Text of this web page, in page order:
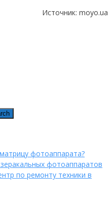
Источник: moyo.ua
фотоаппарата?
фотоаппаратов
по ремонту техники в